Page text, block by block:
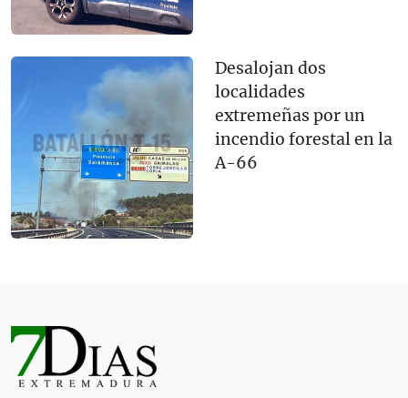
Desalojan dos
localidades
extremeñas por un
incendio forestal en la
A-66